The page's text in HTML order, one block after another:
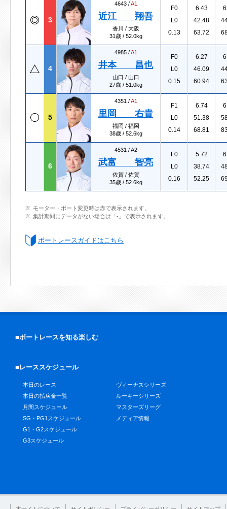
3
4643 /A1
近江 翔吾
香川 / 大阪
31歳 / 52.0kg
F0
L0
0.13
6.43
42.48
63.72
4
4985 /A1
井本 昌也
山口 / 山口
27歳 / 51.0kg
F0
L0
0.15
6.27
46.09
60.94
5
4351 /A1
里岡 右貴
福岡 / 福岡
38歳 / 52.6kg
F1
L0
0.14
6.74
51.38
68.81
6
4531 /A2
武富 智亮
佐賀 / 佐賀
35歳 / 52.6kg
F0
L0
0.16
5.72
38.74
52.25
モーター・ボート変更時は赤で表示されます。
集計期間にデータがない場合は「-」で表示されます。
ボートレースガイドはこちら
■ボートレースを知る楽しむ
■レーススケジュール
本日のレース
本日の払戻金一覧
月間スケジュール
SG・PG1スケジュール
G1・G2スケジュール
G3スケジュール
ヴィーナスシリーズ
ルーキーシリーズ
マスターズリーグ
メディア情報